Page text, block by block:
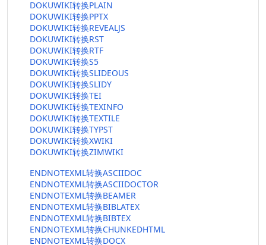
DOKUWIKI转换PLAIN
DOKUWIKI转换PPTX
DOKUWIKI转换REVEALJS
DOKUWIKI转换RST
DOKUWIKI转换RTF
DOKUWIKI转换S5
DOKUWIKI转换SLIDEOUS
DOKUWIKI转换SLIDY
DOKUWIKI转换TEI
DOKUWIKI转换TEXINFO
DOKUWIKI转换TEXTILE
DOKUWIKI转换TYPST
DOKUWIKI转换XWIKI
DOKUWIKI转换ZIMWIKI
ENDNOTEXML转换ASCIIDOC
ENDNOTEXML转换ASCIIDOCTOR
ENDNOTEXML转换BEAMER
ENDNOTEXML转换BIBLATEX
ENDNOTEXML转换BIBTEX
ENDNOTEXML转换CHUNKEDHTML
ENDNOTEXML转换DOCX